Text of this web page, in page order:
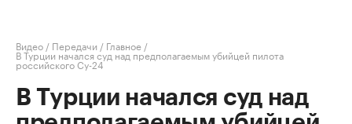
Видео / Передачи / Главное /
В Турции начался суд над предполагаемым убийцей пилота
российского Су-24
В Турции начался суд над